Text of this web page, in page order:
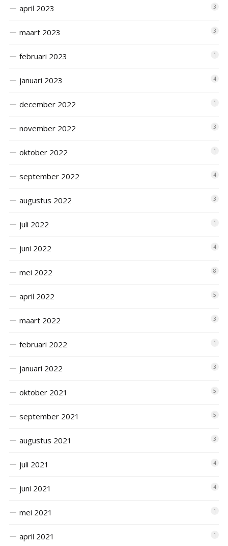
april 2023 3
maart 2023 3
februari 2023 1
januari 2023 4
december 2022 1
november 2022 3
oktober 2022 1
september 2022 4
augustus 2022 3
juli 2022 1
juni 2022 4
mei 2022 8
april 2022 5
maart 2022 3
februari 2022 1
januari 2022 3
oktober 2021 5
september 2021 5
augustus 2021 3
juli 2021 4
juni 2021 4
mei 2021 1
april 2021 1